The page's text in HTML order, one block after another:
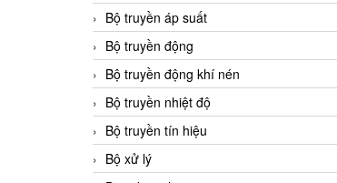
Bộ truyền áp suất
Bộ truyền động
Bộ truyền động khí nén
Bộ truyền nhiệt độ
Bộ truyền tín hiệu
Bộ xử lý